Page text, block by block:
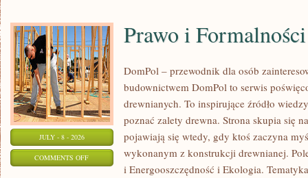
JULY - 8 - 2026
COMMENTS OFFON
Prawo i Formalności
DomPol – przewodnik dla osób
budownictwem DomPol to serwis
drewnianych. To inspirujące źródło
poznać zalety drewna. Strona skupia się
pojawiają się wtedy, gdy ktoś zaczyna
wykonanym z konstrukcji drewnianej.
i Energooszczędność i Ekologia.